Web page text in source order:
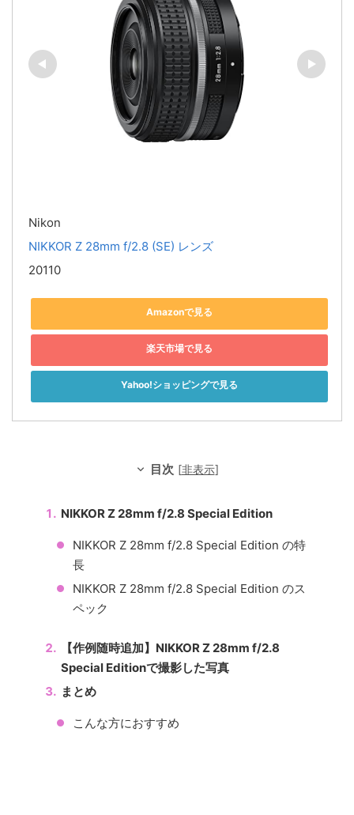
Nikon
NIKKOR Z 28mm f/2.8 (SE) レンズ
20110
Amazonで見る
楽天市場で見る
Yahoo!ショッピングで見る
目次 [非表示]
NIKKOR Z 28mm f/2.8 Special Edition
NIKKOR Z 28mm f/2.8 Special Edition の特
長
NIKKOR Z 28mm f/2.8 Special Edition のス
ペック
【作例随時追加】NIKKOR Z 28mm f/2.8
Special Editionで撮影した写真
まとめ
こんな方におすすめ